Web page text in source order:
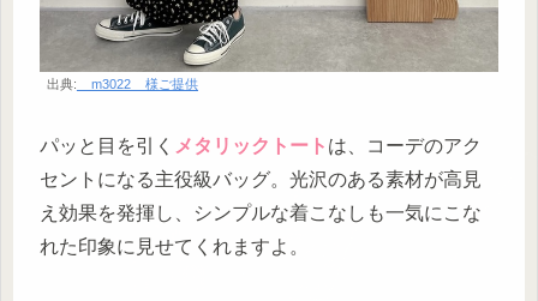
出典: __m3022__様ご提供
パッと目を引く メタリックトート は、コーデのアク
セントになる主役級バッグ。光沢のある素材が高見
え効果を発揮し、シンプルな着こなしも一気にこな
れた印象に見せてくれますよ。